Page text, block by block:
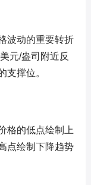
波动的重要转折
元/盎司附近反
支撑位。
格的低点绘制上
点绘制下降趋势